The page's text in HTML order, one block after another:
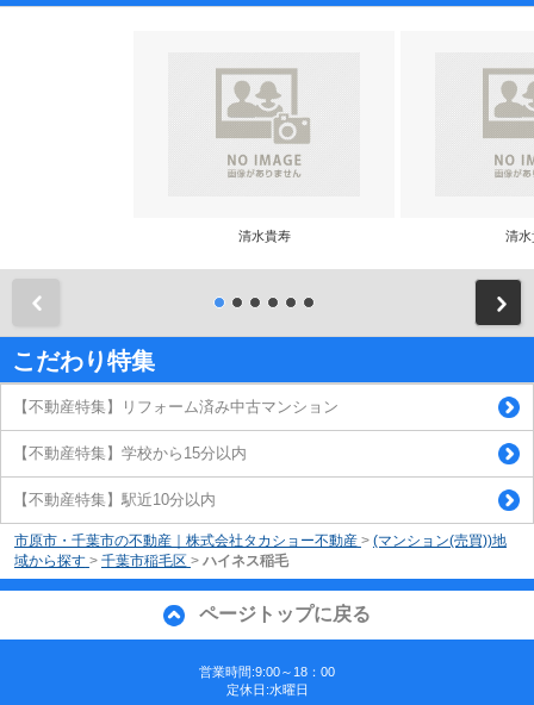
清水貴寿 清水
こだわり特集
【不動産特集】リフォーム済み中古マンション
【不動産特集】学校から15分以内
【不動産特集】駅近10分以内
市原市・千葉市の不動産｜株式会社タカショー不動産 > (マンション(売買))地
域から探す > 千葉市稲毛区 > ハイネス稲毛
ページトップに戻る
営業時間:9:00～18：00
定休日:水曜日